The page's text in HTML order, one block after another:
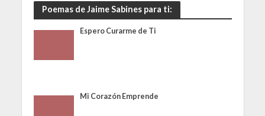
Poemas de Jaime Sabines para ti:
Espero Curarme de Ti
Mi Corazón Emprende